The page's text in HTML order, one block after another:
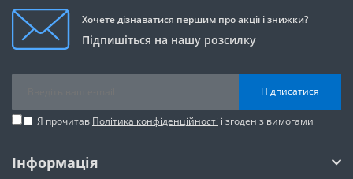
Хочете дізнаватися першим про акції і знижки?
Підпишіться на нашу розсилку
Підписатися
Я прочитав Політика конфіденційності і згоден з вимогами
Інформація